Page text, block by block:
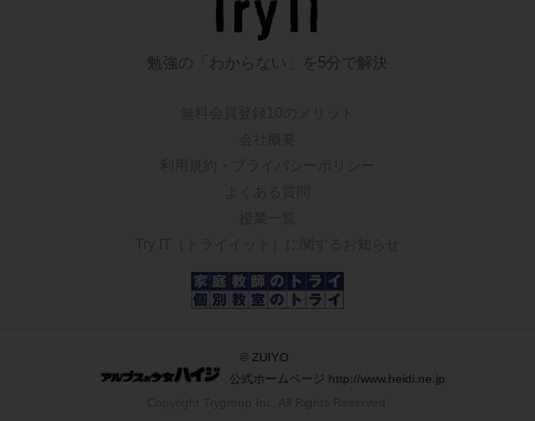
勉強の「わからない」を5分で解決
© ZUIYO
公式ホームページ http://www.heidi.ne.jp